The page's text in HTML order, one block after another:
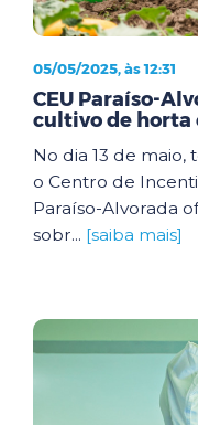
05/05/2025, às 12:31
CEU Paraíso-
cultivo de horta
No dia 13 de maio,
o Centro de
Paraíso-Alvorada
sobr... [saiba mais]